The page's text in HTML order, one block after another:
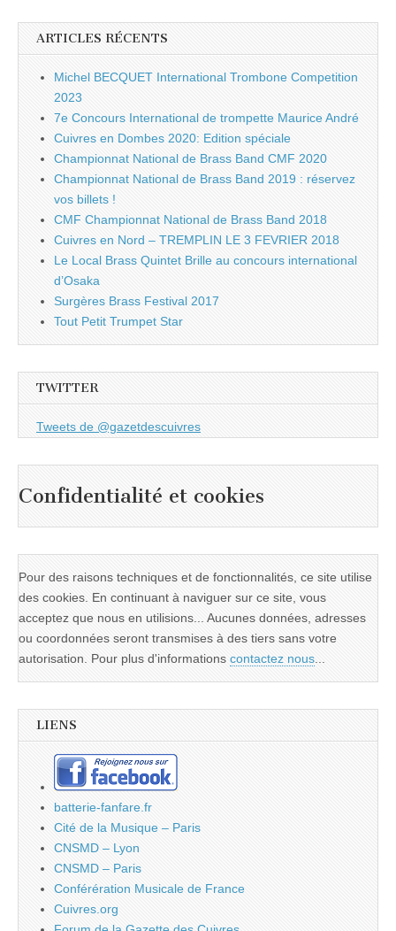
ARTICLES RÉCENTS
Michel BECQUET International Trombone Competition
2023
7e Concours International de trompette Maurice André
Cuivres en Dombes 2020: Edition spéciale
Championnat National de Brass Band CMF 2020
Championnat National de Brass Band 2019 : réservez
vos billets !
CMF Championnat National de Brass Band 2018
Cuivres en Nord – TREMPLIN LE 3 FEVRIER 2018
Le Local Brass Quintet Brille au concours international
d’Osaka
Surgères Brass Festival 2017
Tout Petit Trumpet Star
TWITTER
Tweets de @gazetdescuivres
Confidentialité et cookies
Pour des raisons techniques et de fonctionnalités, ce site utilise
des cookies. En continuant à naviguer sur ce site, vous
acceptez que nous en utilisions... Aucunes données, adresses
ou coordonnées seront transmises à des tiers sans votre
autorisation. Pour plus d'informations contactez nous...
LIENS
batterie-fanfare.fr
Cité de la Musique – Paris
CNSMD – Lyon
CNSMD – Paris
Conférération Musicale de France
Cuivres.org